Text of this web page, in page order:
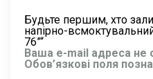
Будьте першим, хто
напірно-
76”“
Ваша e-mail адреса не
Обов’язкові поля